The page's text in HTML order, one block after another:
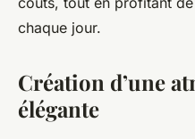
chaque jour.
Création d’une
élégante